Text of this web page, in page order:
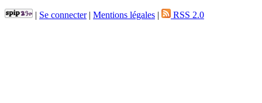
| Se connecter | Mentions légales | RSS 2.0